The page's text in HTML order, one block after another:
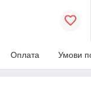
Оплата Умови